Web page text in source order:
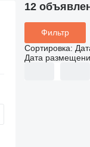
12
Фильтр
Сортировка:
Дата